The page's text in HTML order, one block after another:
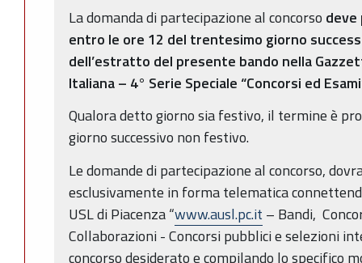
La domanda di partecipazione al concorso deve
entro le ore 12 del trentesimo giorno
dell’estratto del presente bando nella
Italiana – 4° Serie Speciale “Concorsi ed
Qualora detto giorno sia festivo, il termine è
giorno successivo non festivo.
Le domande di partecipazione al concorso,
esclusivamente in forma telematica
USL di Piacenza “www.ausl.pc.it – Bandi,
Collaborazioni - Concorsi pubblici e selezioni
concorso desiderato e compilando lo specifico